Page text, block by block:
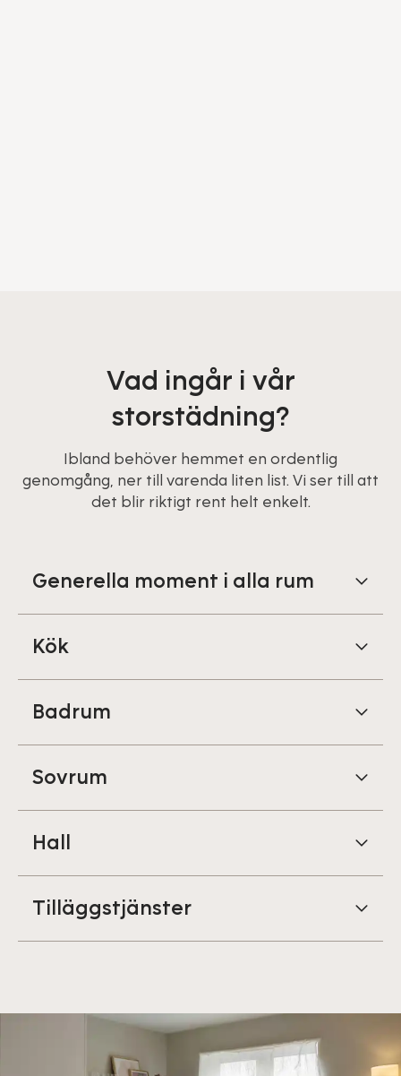
Vad ingår i vår
storstädning?
Ibland behöver hemmet en ordentlig
genomgång, ner till varenda liten list. Vi ser till att
det blir riktigt rent helt enkelt.
Generella moment i alla rum
Kök
Badrum
Sovrum
Hall
Tilläggstjänster